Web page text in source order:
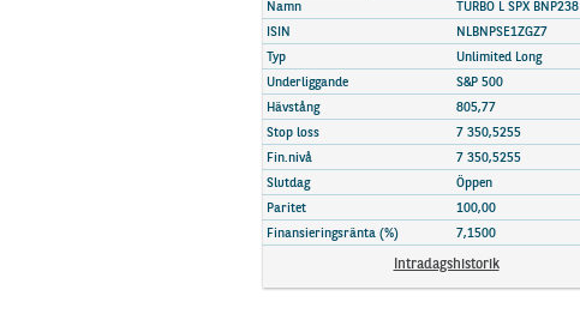
Namn
TURBO L SPX BNP238
ISIN
NLBNPSE1ZGZ7
Typ
Unlimited Long
Underliggande
S&P 500
Hävstång
805,77
Stop loss
7 350,5255
Fin.nivå
7 350,5255
Slutdag
Öppen
Paritet
100,00
Finansieringsränta (%)
7,1500
Intradagshistorik